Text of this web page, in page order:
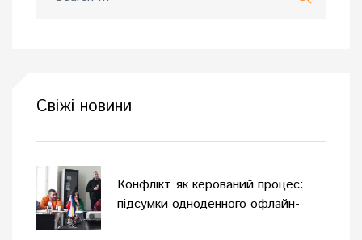
Свіжі новини
Конфлікт як керований процес:
підсумки одноденного офлайн-